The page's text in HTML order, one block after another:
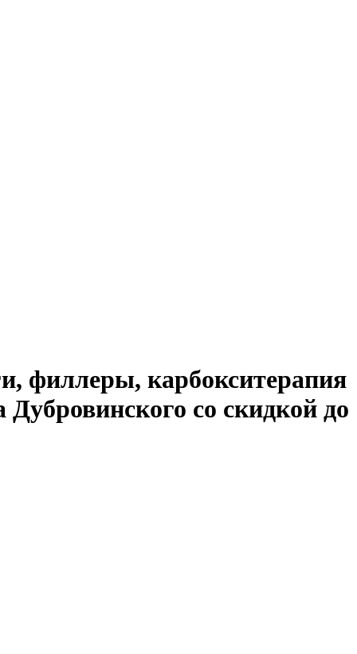
филлеры, карбокситерапия
со скидкой до